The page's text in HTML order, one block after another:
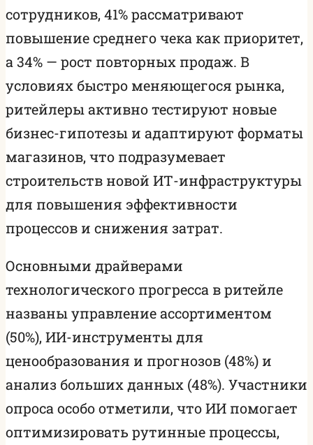
сотрудников, 41% рассматривают
повышение среднего чека как приоритет,
а 34% — рост повторных продаж. В
условиях быстро меняющегося рынка,
ритейлеры активно тестируют новые
бизнес-гипотезы и адаптируют форматы
магазинов, что подразумевает
строительств новой ИТ-инфраструктуры
для повышения эффективности
процессов и снижения затрат.
Основными драйверами
технологического прогресса в ритейле
названы управление ассортиментом
(50%), ИИ-инструменты для
ценообразования и прогнозов (48%) и
анализ больших данных (48%). Участники
опроса особо отметили, что ИИ помогает
оптимизировать рутинные процессы,